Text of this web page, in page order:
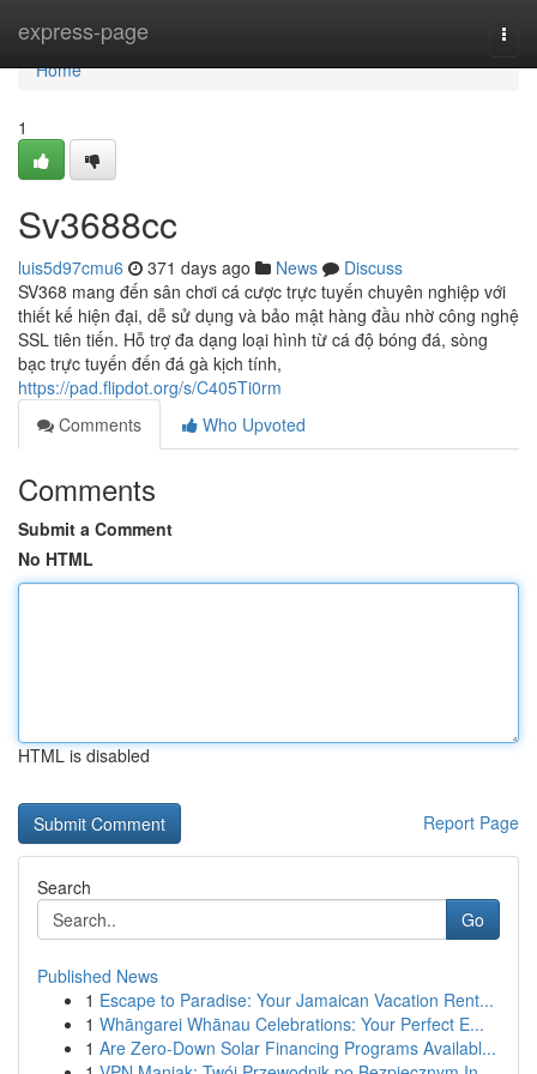
express-page
Home
Home
1
Sv3688cc
luis5d97cmu6 371 days ago News
Discuss
SV368 mang đến sân chơi cá cược trực tuyến chuyên nghiệp với
thiết kế hiện đại, dễ sử dụng và bảo mật hàng đầu nhờ công nghệ
SSL tiên tiến. Hỗ trợ đa dạng loại hình từ cá độ bóng đá, sòng
bạc trực tuyến đến đá gà kịch tính,
https://pad.flipdot.org/s/C405Ti0rm
Comments
Who Upvoted
Comments
Submit a Comment
No HTML
HTML is disabled
Report Page
Search
Go
Published News
1 Escape to Paradise: Your Jamaican Vacation Rent...
1 Whāngarei Whānau Celebrations: Your Perfect E...
1 Are Zero-Down Solar Financing Programs Availabl...